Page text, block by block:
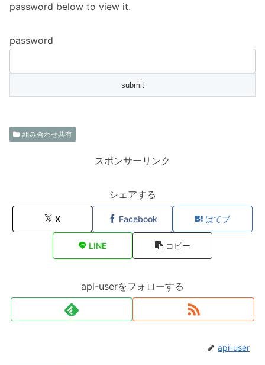
password below to view it.
password
組み合わせ共有
スポンサーリンク
シェアする
X Facebook はてブ
LINE コピー
api-userをフォローする
api-user